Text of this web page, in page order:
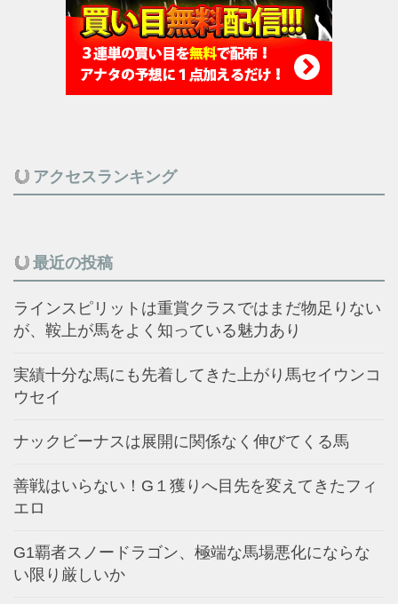
アクセスランキング
最近の投稿
ラインスピリットは重賞クラスではまだ物足りない
が、鞍上が馬をよく知っている魅力あり
実績十分な馬にも先着してきた上がり馬セイウンコ
ウセイ
ナックビーナスは展開に関係なく伸びてくる馬
善戦はいらない！G１獲りへ目先を変えてきたフィ
エロ
G1覇者スノードラゴン、極端な馬場悪化にならな
い限り厳しいか